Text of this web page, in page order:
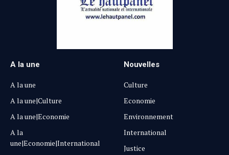
A la une
A la une
A la une|Culture
A la une|Economie
A la
une|Economie|International
Nouvelles
Culture
Economie
Environnement
International
Justice